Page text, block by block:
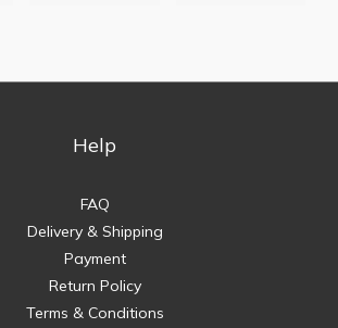
Help
FAQ
Delivery & Shipping
Payment
Return Policy
Terms & Conditions